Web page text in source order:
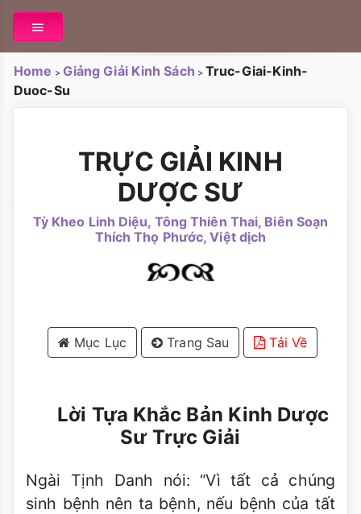
Home > Giảng Giải Kinh Sách > Truc-Giai-Kinh-
Duoc-Su
TRỰC GIẢI KINH
DƯỢC SƯ
Tỳ Kheo Linh Diệu, Tông Thiên Thai, Biên Soạn
Thích Thọ Phước, Việt dịch
Mục Lục Trang Sau Tải Về
Lời Tựa Khắc Bản Kinh Dược
Sư Trực Giải
Ngài Tịnh Danh nói: “Vì tất cả chúng
sinh bệnh nên ta bệnh, nếu bệnh của tất